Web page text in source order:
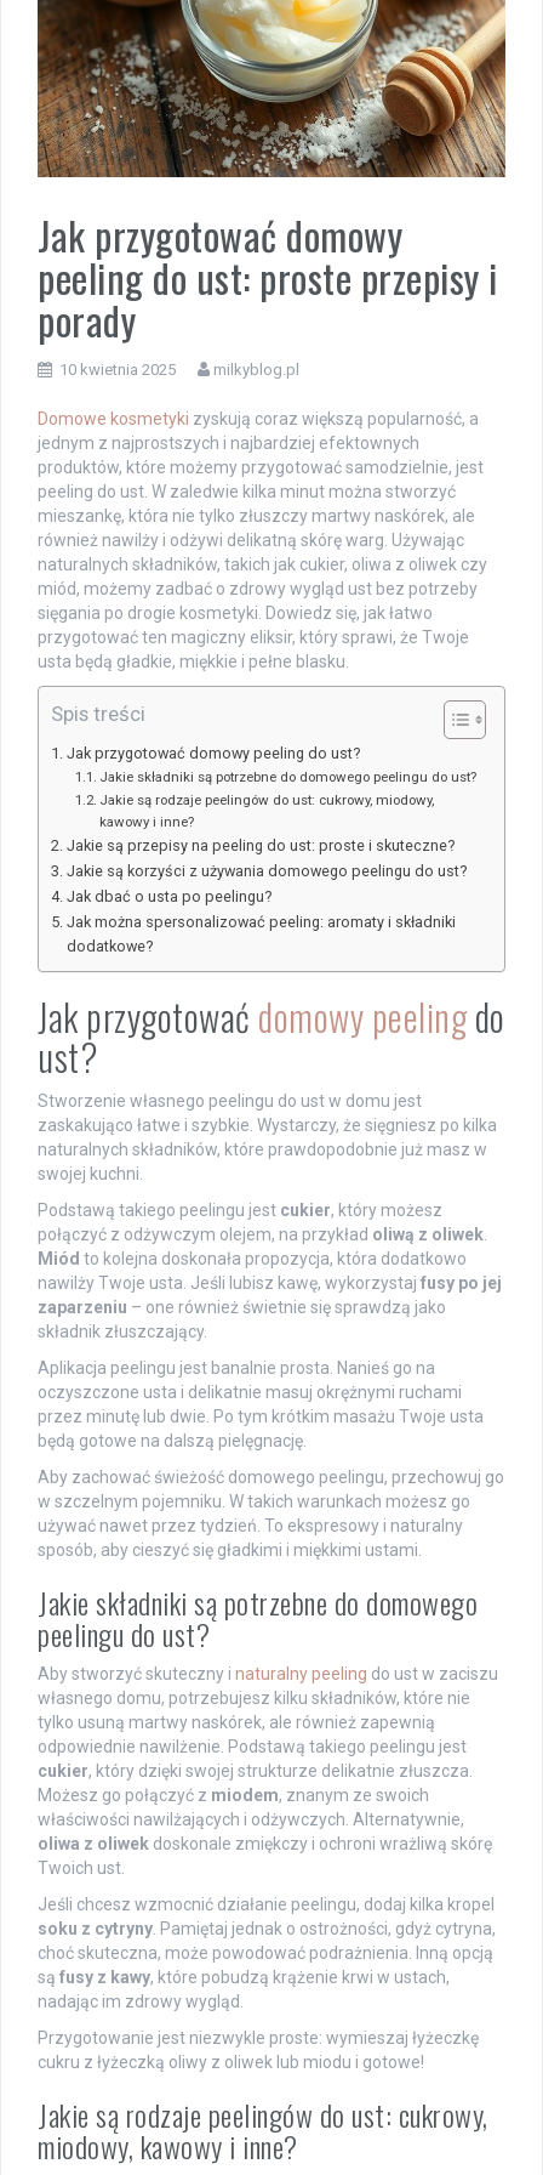
Jak przygotować domowy
peeling do ust: proste przepisy i
porady
10 kwietnia 2025 milkyblog.pl
Domowe kosmetyki zyskują coraz większą popularność, a
jednym z najprostszych i najbardziej efektownych
produktów, które możemy przygotować samodzielnie, jest
peeling do ust. W zaledwie kilka minut można stworzyć
mieszankę, która nie tylko złuszczy martwy naskórek, ale
również nawilży i odżywi delikatną skórę warg. Używając
naturalnych składników, takich jak cukier, oliwa z oliwek czy
miód, możemy zadbać o zdrowy wygląd ust bez potrzeby
sięgania po drogie kosmetyki. Dowiedz się, jak łatwo
przygotować ten magiczny eliksir, który sprawi, że Twoje
usta będą gładkie, miękkie i pełne blasku.
Spis treści
Jak przygotować domowy peeling do ust?
Jakie składniki są potrzebne do domowego peelingu do ust?
Jakie są rodzaje peelingów do ust: cukrowy, miodowy,
kawowy i inne?
Jakie są przepisy na peeling do ust: proste i skuteczne?
Jakie są korzyści z używania domowego peelingu do ust?
Jak dbać o usta po peelingu?
Jak można spersonalizować peeling: aromaty i składniki
dodatkowe?
Jak przygotować domowy peelingdo
ust?
Stworzenie własnego peelingu do ust w domu jest
zaskakująco łatwe i szybkie. Wystarczy, że sięgniesz po kilka
naturalnych składników, które prawdopodobnie już masz w
swojej kuchni.
Podstawą takiego peelingu jest cukier, który możesz
połączyć z odżywczym olejem, na przykład oliwą z oliwek
Miód to kolejna doskonała propozycja, która dodatkowo
nawilży Twoje usta. Jeśli lubisz kawę, wykorzystaj fusy po jej
zaparzeniu – one również świetnie się sprawdzą jako
składnik złuszczający.
Aplikacja peelingu jest banalnie prosta. Nanieś go na
oczyszczone usta i delikatnie masuj okrężnymi ruchami
przez minutę lub dwie. Po tym krótkim masażu Twoje usta
będą gotowe na dalszą pielęgnację.
Aby zachować świeżość domowego peelingu, przechowuj go
w szczelnym pojemniku. W takich warunkach możesz go
używać nawet przez tydzień. To ekspresowy i naturalny
sposób, aby cieszyć się gładkimi i miękkimi ustami.
Jakie składniki są potrzebne do domowego
peelingu do ust?
Aby stworzyć skuteczny i naturalny peeling do ust w zaciszu
własnego domu, potrzebujesz kilku składników, które nie
tylko usuną martwy naskórek, ale również zapewnią
odpowiednie nawilżenie. Podstawą takiego peelingu jest
cukier, który dzięki swojej strukturze delikatnie złuszcza.
Możesz go połączyć z miodem, znanym ze swoich
właściwości nawilżających i odżywczych. Alternatywnie,
oliwa z oliwek doskonale zmiękczy i ochroni wrażliwą skórę
Twoich ust.
Jeśli chcesz wzmocnić działanie peelingu, dodaj kilka kropel
soku z cytryny . Pamiętaj jednak o ostrożności, gdyż cytryna,
choć skuteczna, może powodować podrażnienia. Inną opcją
są fusy z kawy, które pobudzą krążenie krwi w ustach,
nadając im zdrowy wygląd.
Przygotowanie jest niezwykle proste: wymieszaj łyżeczkę
cukru z łyżeczką oliwy z oliwek lub miodu i gotowe!
Jakie są rodzaje peelingów do ust: cukrowy,
miodowy, kawowy i inne?